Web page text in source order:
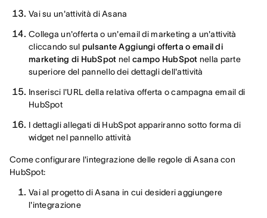
Vai su un'attività di Asana
Collega un'offerta o un'email di marketing a un'attività
cliccando sul pulsante Aggiungi offerta o email di
marketing di HubSpot nelcampo HubSpot nella parte
superiore del pannello dei dettagli dell'attività
Inserisci l'URL della relativa offerta o campagna email di
HubSpot
I dettagli allegati di HubSpot appariranno sotto forma di
widget nel pannello attività
Come configurare l'integrazione delle regole di Asana con
HubSpot:
Vai al progetto di Asana in cui desideri aggiungere
l'integrazione